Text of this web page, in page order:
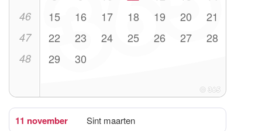
46 15 16 17 18 19 20 21
47 22 23 24 25 26 27 28
48 29 30
11 november Sint maarten